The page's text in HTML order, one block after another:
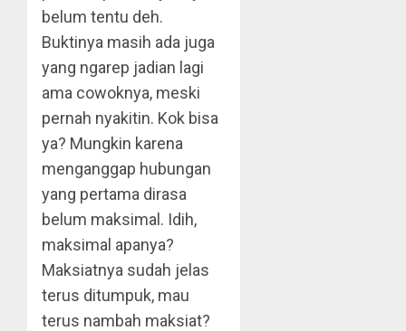
belum tentu deh.
Buktinya masih ada juga
yang ngarep jadian lagi
ama cowoknya, meski
pernah nyakitin. Kok bisa
ya? Mungkin karena
menganggap hubungan
yang pertama dirasa
belum maksimal. Idih,
maksimal apanya?
Maksiatnya sudah jelas
terus ditumpuk, mau
terus nambah maksiat?